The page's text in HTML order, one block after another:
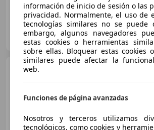
OCASION PLUS ALICANTE
ES-03006 Alicante
€ 10.341
información de inicio de sesión o las
privacidad. Normalmente, el uso de
tecnologías similares no se puede
embargo, algunos navegadores
estas cookies o herramientas
sobre ellas. Bloquear estas cookies
similares puede afectar la
web.
Funciones de página avanzadas
Nosotros y terceros utilizamos
tecnológicos, como cookies y